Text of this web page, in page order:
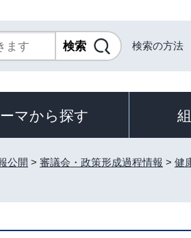
検索の方法
マから探す
公開 > 審議会・政策形成過程情報 > 健